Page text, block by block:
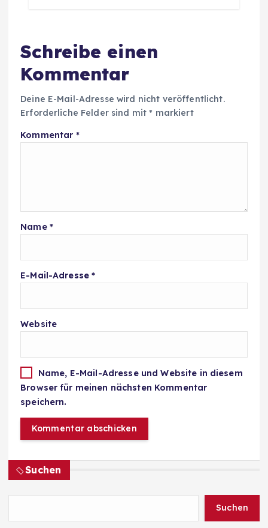
Schreibe einen
Kommentar
Deine E-Mail-Adresse wird nicht veröffentlicht.
Erforderliche Felder sind mit* markiert
Kommentar *
Name *
E-Mail-Adresse*
Website
Name, E-Mail-Adresse und Website in diesem
Browser für meinen nächsten Kommentar
speichern.
Suchen
Suchen